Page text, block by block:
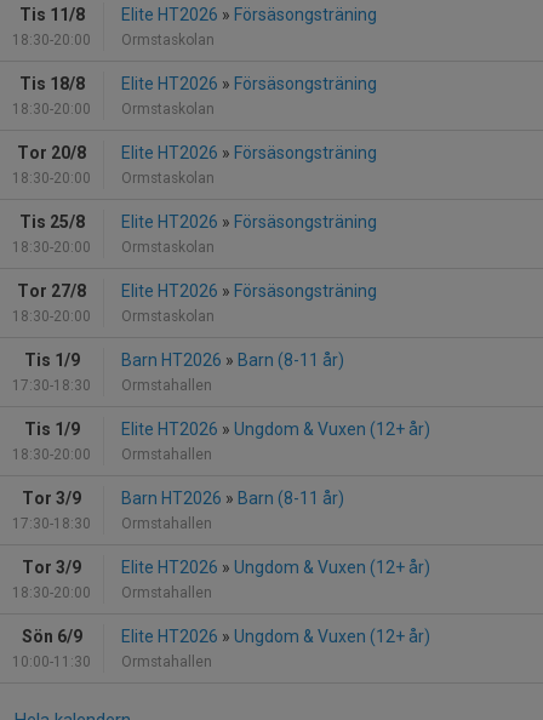
Tis 11/8
18:30-20:00
Elite HT2026 » Försäsongsträning
Ormstaskolan
Tis 18/8
18:30-20:00
Elite HT2026 » Försäsongsträning
Ormstaskolan
Tor 20/8
18:30-20:00
Elite HT2026 » Försäsongsträning
Ormstaskolan
Tis 25/8
18:30-20:00
Elite HT2026 » Försäsongsträning
Ormstaskolan
Tor 27/8
18:30-20:00
Elite HT2026 » Försäsongsträning
Ormstaskolan
Tis 1/9
17:30-18:30
Barn HT2026 » Barn (8-11 år)
Ormstahallen
Tis 1/9
18:30-20:00
Elite HT2026 » Ungdom & Vuxen (12+ år)
Ormstahallen
Tor 3/9
17:30-18:30
Barn HT2026 » Barn (8-11 år)
Ormstahallen
Tor 3/9
18:30-20:00
Elite HT2026 » Ungdom & Vuxen (12+ år)
Ormstahallen
Sön 6/9
10:00-11:30
Elite HT2026 » Ungdom & Vuxen (12+ år)
Ormstahallen